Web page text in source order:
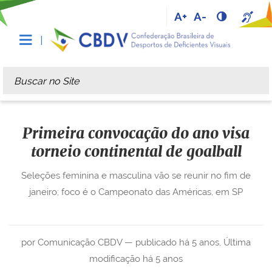
A+ A-
Busca
Busca Avançada…
Primeira convocação do ano visa
torneio continental de goalball
por Comunicação CBDV — publicado há 5 anos, Última
modificação há 5 anos
Seleções feminina e masculina vão se reunir no fim de
janeiro; foco é o Campeonato das Américas, em SP